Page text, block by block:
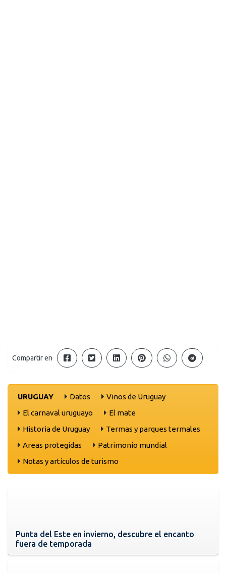
Compartir en
URUGUAY Datos
Vinos de Uruguay
El carnaval uruguayo
El mate
Historia de Uruguay
Termas y parques termales
Areas protegidas
Patrimonio mundial
Notas y artículos de turismo
Punta del Este en invierno, descubre el encanto
fuera de temporada